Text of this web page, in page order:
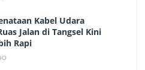
Kabel Udara
Jalan di Tangsel Kini
Rapi